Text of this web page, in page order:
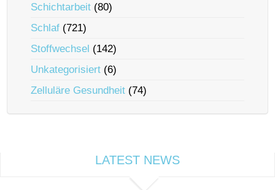
Schichtarbeit (80)
Schlaf (721)
Stoffwechsel (142)
Unkategorisiert (6)
Zelluläre Gesundheit (74)
LATEST NEWS